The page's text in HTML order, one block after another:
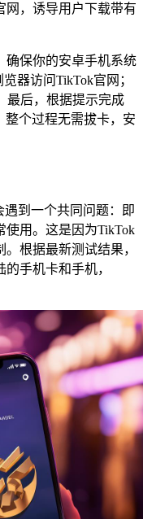
网，诱导用户下载带有
确保你的安卓手机系统
器访问TikTok官网；
最后，根据提示完成
整个过程无需拔卡，安
到一个共同问题：即
使用。这是因为TikTok
根据最新测试结果，
手机卡和手机，